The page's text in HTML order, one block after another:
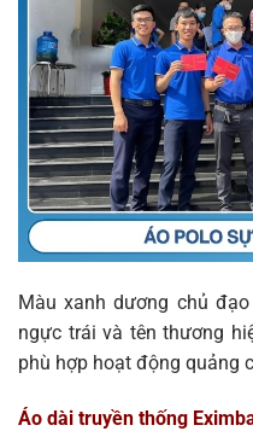
Màu xanh dương chủ
ngực trái và tên thương
phù hợp hoạt động quảng
Áo dài truyền thống